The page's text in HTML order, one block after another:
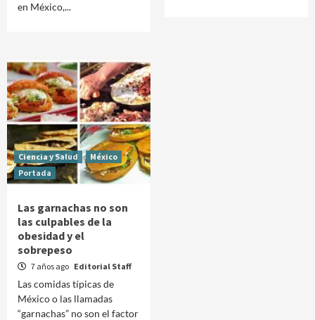
en México,...
Ciencia y Salud
México
Portada
Las garnachas no son
las culpables de la
obesidad y el
sobrepeso
7 años ago Editorial Staff
Las comidas típicas de
México o las llamadas
“garnachas” no son el factor